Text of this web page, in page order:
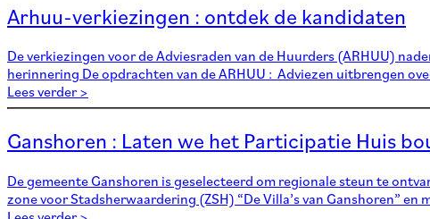
Arhuu-verkiezingen : ontdek de kandidaten
De verkiezingen voor de Adviesraden van de Huurders (ARHUU)
herinnering De opdrachten van de ARHUU : Adviezen uitbrengen
Lees verder >
Ganshoren : Laten we het Participatie Huis
De gemeente Ganshoren is geselecteerd om regionale steun te
zone voor Stadsherwaardering (ZSH) “De Villa’s van Ganshoren”